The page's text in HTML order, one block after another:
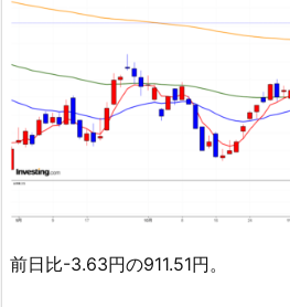
前日比-3.63円の911.51円。